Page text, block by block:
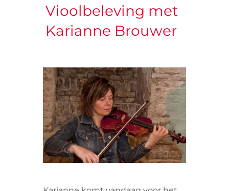
WELKOM
ORGANISATIE
VRIJWILLIGERS & STAGIAIRES
CONTACT
Vioolbeleving met
Karianne Brouwer